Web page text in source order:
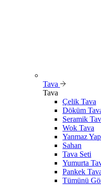
Tava
Tava
Çelik Tava
Döküm
Seramik
Wok Tava
Yanmaz
Sahan
Tava Seti
Yumurta
Pankek
Tümünü